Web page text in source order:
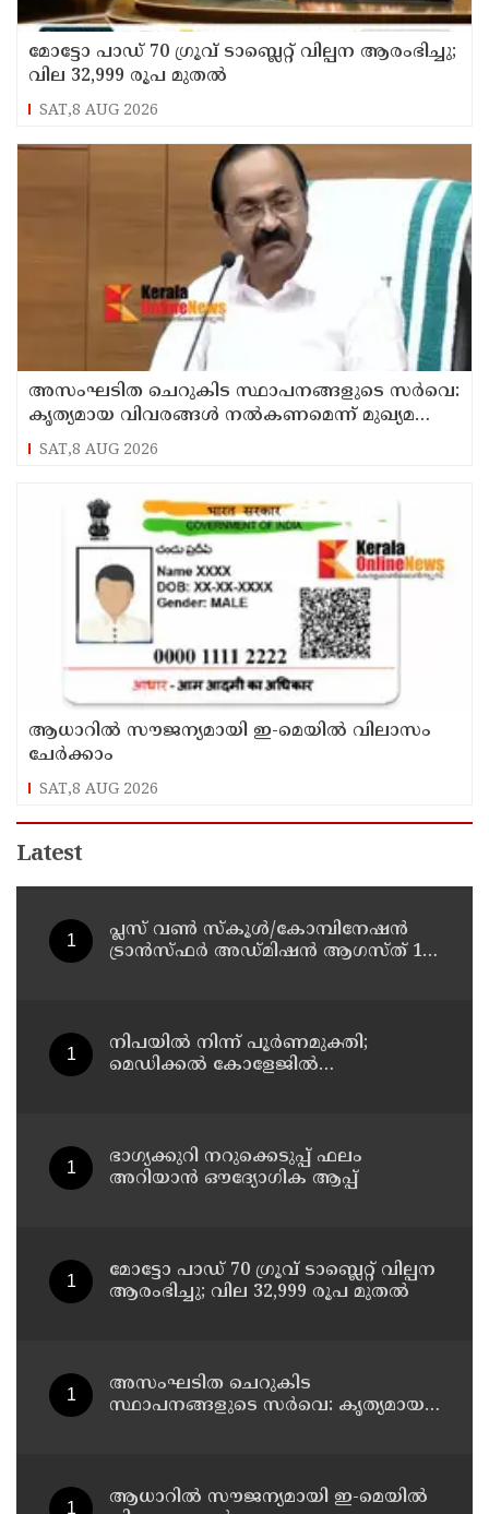
മോട്ടോ പാഡ് 70 ഗ്രൂവ് ടാബ്ലെറ്റ് വില്പന ആരംഭിച്ചു;
വില 32,999 രൂപ മുതൽ
SAT,8 AUG 2026
അസംഘടിത ചെറുകിട സ്ഥാപനങ്ങളുടെ സർവെ:
കൃത്യമായ വിവരങ്ങൾ നൽകണമെന്ന് മുഖ്യമന്ത്രി
വി ഡി സതീശൻ
SAT,8 AUG 2026
ആധാറിൽ സൗജന്യമായി ഇ-മെയിൽ വിലാസം
ചേർക്കാം
SAT,8 AUG 2026
Latest
പ്ലസ് വൺ സ്‌കൂൾ/കോമ്പിനേഷൻ
ട്രാൻസ്ഫർ അഡ്മിഷൻ ആഗസ്ത് 10,
നിപയിൽ നിന്ന് പൂർണമുക്തി;
മെഡിക്കൽ കോളേജിൽ
ഭാഗ്യക്കുറി നറുക്കെടുപ്പ് ഫലം
അറിയാൻ ഔദ്യോഗിക ആപ്പ്
മോട്ടോ പാഡ് 70 ഗ്രൂവ് ടാബ്ലെറ്റ് വില്പന
ആരംഭിച്ചു; വില 32,999 രൂപ മുതൽ
അസംഘടിത ചെറുകിട
സ്ഥാപനങ്ങളുടെ സർവെ: കൃത്യമായ
ആധാറിൽ സൗജന്യമായി ഇ-മെയിൽ